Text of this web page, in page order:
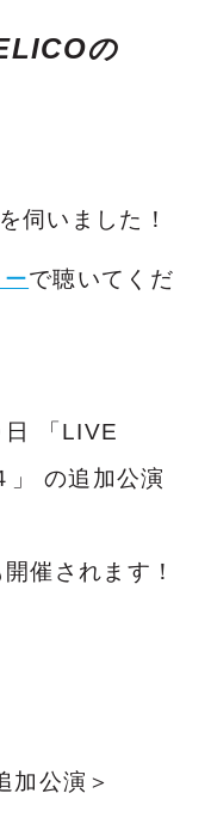
の
伺いました！
で聴いてくだ
日 「LIVE
の追加公演
催されます！
公演＞